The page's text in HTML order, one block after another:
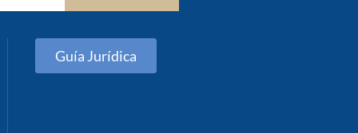
Guía Jurídica